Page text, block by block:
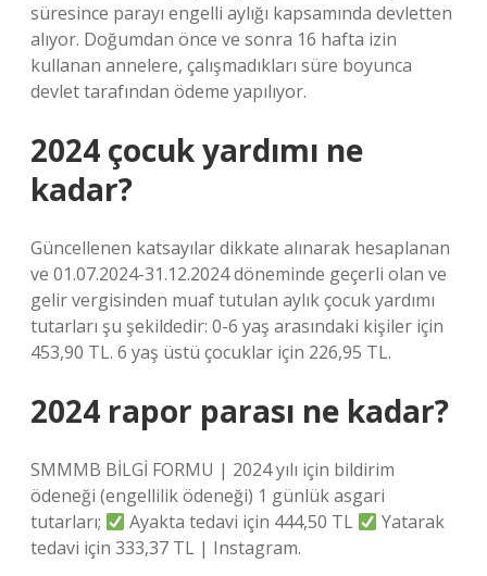
süresince parayı engelli aylığı kapsamında devletten
alıyor. Doğumdan önce ve sonra 16 hafta izin
kullanan annelere, çalışmadıkları süre boyunca
devlet tarafından ödeme yapılıyor.
2024 çocuk yardımı ne
kadar?
Güncellenen katsayılar dikkate alınarak hesaplanan
ve 01.07.2024-31.12.2024 döneminde geçerli olan ve
gelir vergisinden muaf tutulan aylık çocuk yardımı
tutarları şu şekildedir: 0-6 yaş arasındaki kişiler için
453,90 TL. 6 yaş üstü çocuklar için 226,95 TL.
2024 rapor parası ne kadar?
SMMMB BİLGİ FORMU | 2024 yılı için bildirim
ödeneği (engellilik ödeneği) 1 günlük asgari
tutarları;
Ayakta tedavi için 444,50 TL
Yatarak
tedavi için 333,37 TL | Instagram.